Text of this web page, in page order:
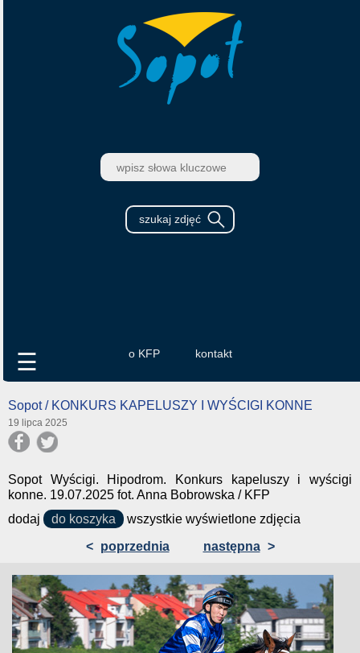
o KFP kontakt
☰
Sopot / KONKURS KAPELUSZY I WYŚCIGI KONNE
19 lipca 2025
Sopot Wyścigi. Hipodrom. Konkurs kapeluszy i wyścigi
konne. 19.07.2025 fot. Anna Bobrowska / KFP
dodaj
do koszyka
wszystkie wyświetlone zdjęcia
< poprzednia następna >